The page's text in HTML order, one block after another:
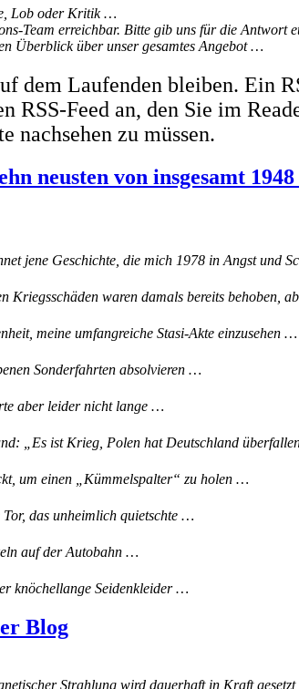
Lob oder Kritik …
Team erreichbar. Bitte gib uns für die Antwort
Überblick über unser gesamtes Angebot …
dem Laufenden bleiben. Ein
RSS-Feed an, den Sie im
nachsehen zu müssen.
neusten von insgesamt
jene Geschichte, die mich 1978 in Angst und
Kriegsschäden waren damals bereits behoben,
meine umfangreiche Stasi-Akte einzusehen …
Sonderfahrten absolvieren …
aber leider nicht lange …
„Es ist Krieg, Polen hat Deutschland
um einen „Kümmelspalter“ zu holen …
das unheimlich quietschte …
auf der Autobahn …
knöchellange Seidenkleider …
Blog
Strahlung wird dauerhaft in Kraft